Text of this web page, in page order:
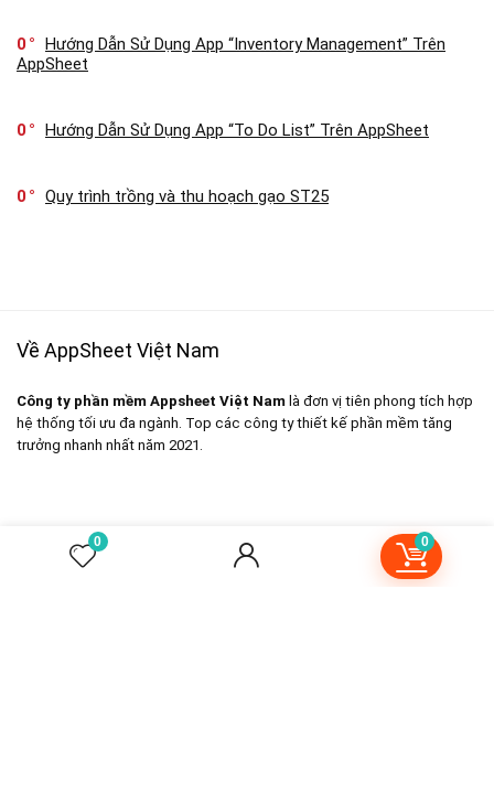
0 0
0
Hướng Dẫn Sử Dụng App “Inventory Management” Trên
AppSheet
0 Hướng Dẫn Sử Dụng App “To Do List” Trên AppSheet
0 Quy trình trồng và thu hoạch gạo ST25
Về AppSheet Việt Nam
Công ty phần mềm Appsheet Việt Nam là đơn vị tiên phong tích hợp
hệ thống tối ưu đa ngành. Top các công ty thiết kế phần mềm tăng
trưởng nhanh nhất năm 2021.